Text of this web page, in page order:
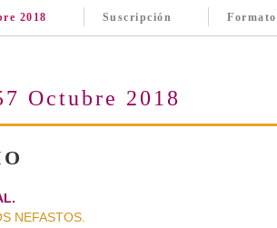
2018 Suscripción Formato
Octubre 2018
NEFASTOS.